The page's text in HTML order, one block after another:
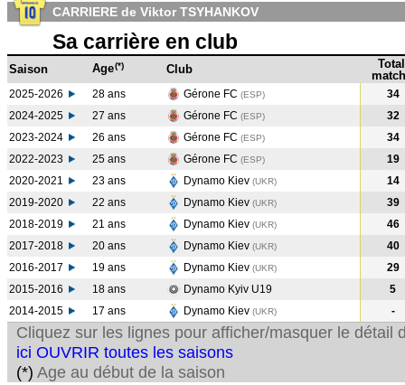
CARRIERE de Viktor TSYHANKOV
Sa carrière en club
Saison Age(*) Club
Total
2025-2026 28 ans Gérone FC (ESP)
34
2024-2025
27 ans Gérone FC (ESP)
32
2023-2024
26 ans Gérone FC (ESP)
34
2022-2023
25 ans Gérone FC (ESP)
19
2020-2021
23 ans Dynamo Kiev (UKR)
14
2019-2020
22 ans Dynamo Kiev (UKR)
39
2018-2019
21 ans Dynamo Kiev (UKR)
46
2017-2018
20 ans Dynamo Kiev (UKR)
40
2016-2017
19 ans Dynamo Kiev (UKR)
29
2015-2016
18 ans Dynamo Kyiv U19
5
2014-2015
17 ans Dynamo Kiev (UKR) -
Cliquez sur les lignes pour afficher/masquer le détail
ici OUVRIR toutes les saisons
(*) Age au début de la saison